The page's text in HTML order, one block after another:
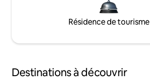
Résidence de tourisme
Destinations à découvrir